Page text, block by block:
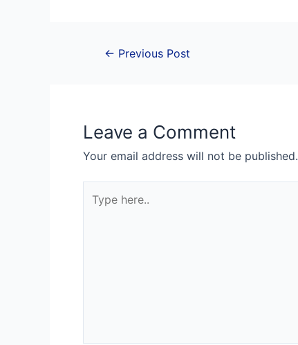
Post← Previous Post
Leave a Comment
Your email address will not be published.
here..